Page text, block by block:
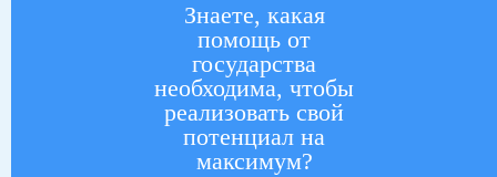
Знаете, какая
помощь от
государства
необходима, чтобы
реализовать свой
потенциал на
максимум?